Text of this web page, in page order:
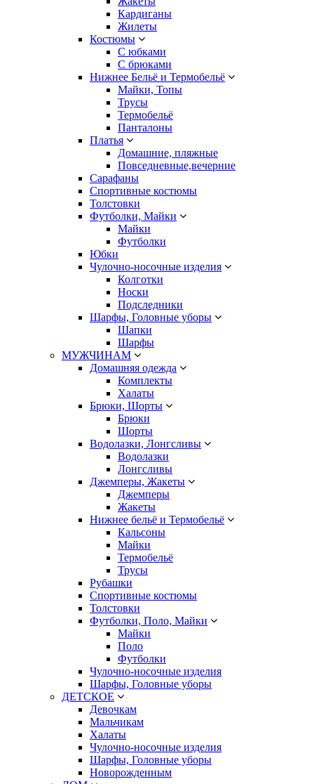
Кардиганы
Жилеты
Костюмы
С юбками
С брюками
Нижнее Бельё и Термобельё
Майки, Топы
Трусы
Термобельё
Панталоны
Платья
Домашние, пляжные
Повседневные,вечерние
Сарафаны
Спортивные костюмы
Толстовки
Футболки, Майки
Майки
Футболки
Юбки
Чулочно-носочные изделия
Колготки
Носки
Подследники
Шарфы, Головные уборы
Шапки
Шарфы
МУЖЧИНАМ
Домашняя одежда
Комплекты
Халаты
Брюки, Шорты
Брюки
Шорты
Водолазки, Лонгсливы
Водолазки
Лонгсливы
Джемперы, Жакеты
Джемперы
Жакеты
Нижнее бельё и Термобельё
Кальсоны
Майки
Термобельё
Трусы
Рубашки
Спортивные костюмы
Толстовки
Футболки, Поло, Майки
Майки
Поло
Футболки
Чулочно-носочные изделия
Шарфы, Головные уборы
ДЕТСКОЕ
Девочкам
Мальчикам
Халаты
Чулочно-носочные изделия
Шарфы, Головные уборы
Новорожденным